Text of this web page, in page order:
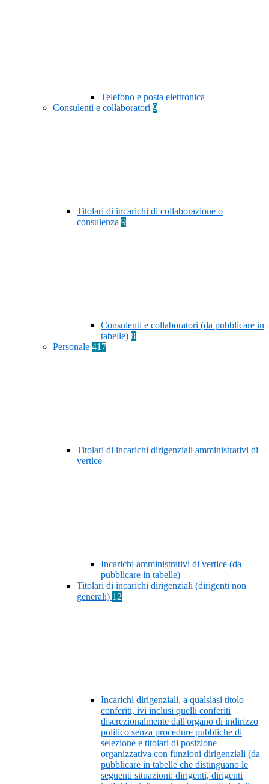
Telefono e posta elettronica
Consulenti e collaboratori 9
Titolari di incarichi di collaborazione o
consulenza 9
Consulenti e collaboratori (da pubblicare in
tabelle) 8
Personale 417
Titolari di incarichi dirigenziali amministrativi di
vertice
Incarichi amministrativi di vertice (da
pubblicare in tabelle)
Titolari di incarichi dirigenziali (dirigenti non
generali) 12
Incarichi dirigenziali, a qualsiasi titolo
conferiti, ivi inclusi quelli conferiti
discrezionalmente dall'organo di indirizzo
politico senza procedure pubbliche di
selezione e titolari di posizione
organizzativa con funzioni dirigenziali (da
pubblicare in tabelle che distinguano le
seguenti situazioni: dirigenti, dirigenti